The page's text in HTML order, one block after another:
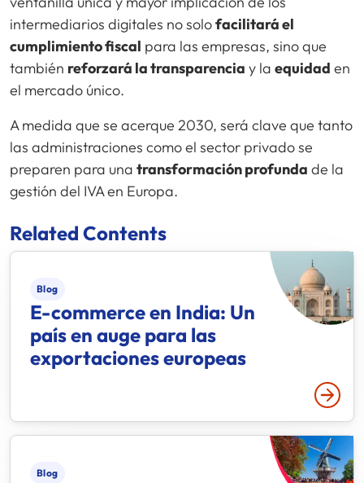
intermediarios digitales no solofacilitará el
cumplimiento fiscal para las empresas, sino que
también reforzará la transparencia y la equidad en
el mercado único.
A medida que se acerque 2030, será clave que tanto
las administraciones como el sector privado se
preparen para una transformación profunda de la
gestión del IVA en Europa.
Related Contents
Blog
E-commerce en India: Un
país en auge para las
exportaciones europeas
Leer
Blog